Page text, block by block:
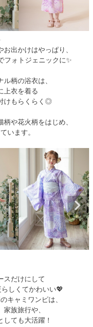
出かけはやっぱり、
フォトジェニックに✨
柄の浴衣は、
上衣を着る
けもらくらく◎
や花火柄をはじめ、
います。
スだけにして
しくてかわいい💖
キャミワンピは、
族旅行や、
ても大活躍！